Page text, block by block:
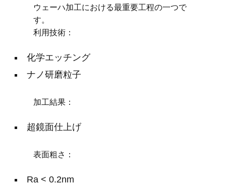
ウェーハ加工における最重要工程の一つで
す。
利用技術：
化学エッチング
ナノ研磨粒子
加工結果：
超鏡面仕上げ
表面粗さ：
Ra < 0.2nm